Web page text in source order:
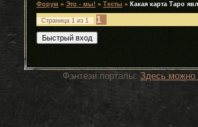
Форум » Это - мы! » Тесты » Какая карта Таро
Страница 1 из 1
1
Фэнтези порталы: Здесь можно